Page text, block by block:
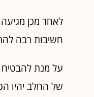
לאחר מכן
חשיבות רבה
על מנת להבטיח
של החלב יהיו